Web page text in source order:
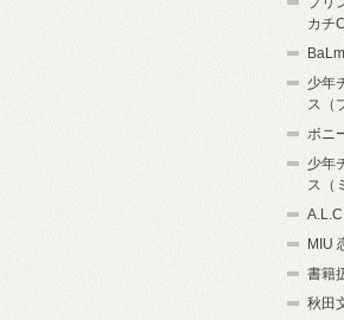
カチ
少年
ス（
ボニ
少年
ス（
MIU
書籍
秋田